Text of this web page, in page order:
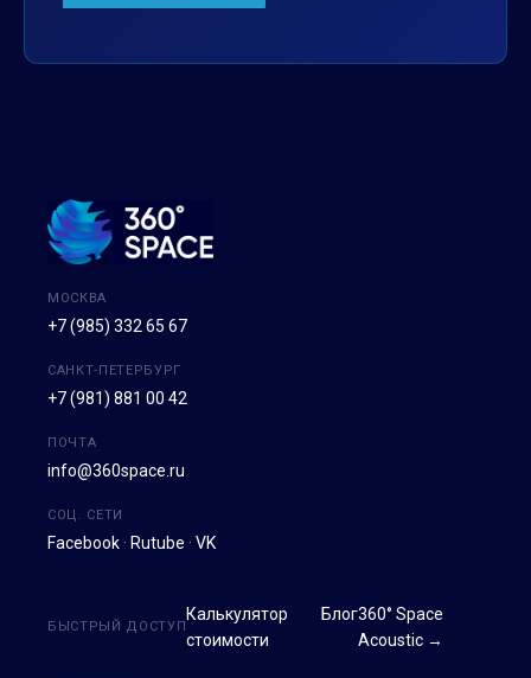
МОСКВА
+7 (985) 332 65 67
САНКТ-ПЕТЕРБУРГ
+7 (981) 881 00 42
ПОЧТА
info@360space.ru
СОЦ. СЕТИ
Facebook · Rutube · VK
БЫСТРЫЙ ДОСТУП
Калькулятор
стоимости
Блог360° Space
Acoustic →